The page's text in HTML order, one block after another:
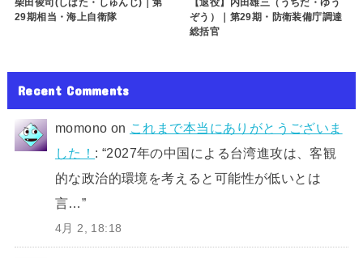
柴田俊司(しばた・しゅんじ)｜第
29期相当・海上自衛隊
【退役】内田雄三（うちだ・ゆう
ぞう）｜第29期・防衛装備庁調達
総括官
Recent Comments
momono on これまで本当にありがとうございま
した！ : “2027年の中国による台湾進攻は、客観
的な政治的環境を考えると可能性が低いとは
言…”
4月 2, 18:18